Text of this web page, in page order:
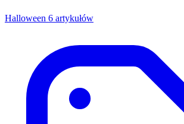
Halloween 6 artykułów